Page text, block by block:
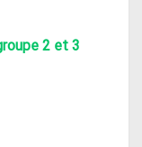
2 et 3